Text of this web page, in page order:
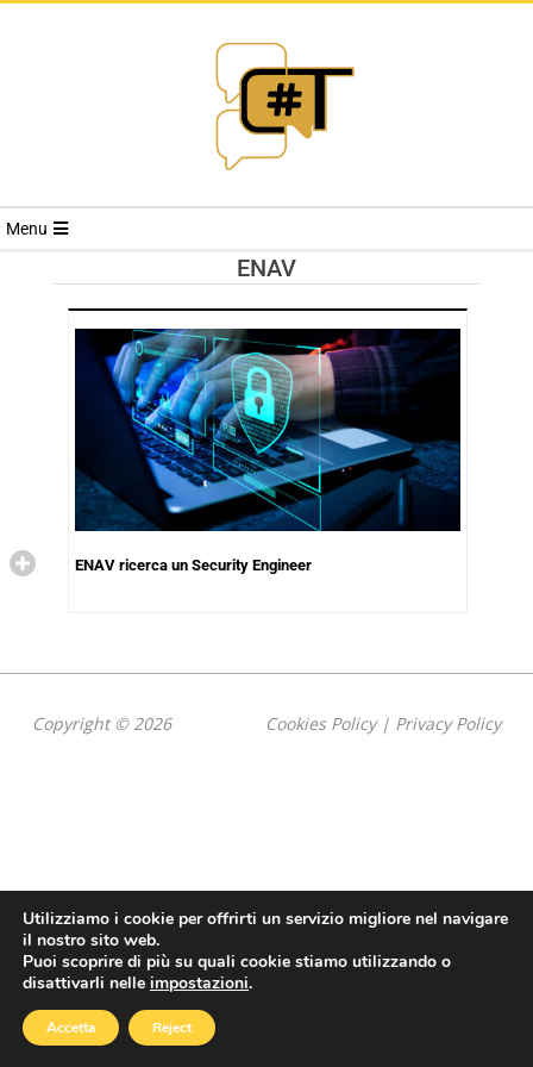
RIVISTA
TRENDS
Menu
ENAV
ENAV ricerca un Security Engineer
Copyright © 2026 Cookies Policy| Privacy Policy
Utilizziamo i cookie per offrirti un servizio migliore nel navigare
il nostro sito web.
Puoi scoprire di più su quali cookie stiamo utilizzando o
disattivarli nelle impostazioni.
Accetta Reject